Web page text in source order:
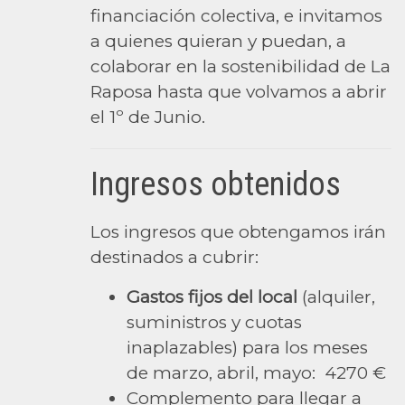
financiación colectiva, e invitamos
a quienes quieran y puedan, a
colaborar en la sostenibilidad de La
Raposa hasta que volvamos a abrir
el 1º de Junio.
Ingresos obtenidos
Los ingresos que obtengamos irán
destinados a cubrir:
Gastos fijos del local (alquiler,
suministros y cuotas
inaplazables) para los meses
de marzo, abril, mayo: 4270 €
Complemento para llegar a